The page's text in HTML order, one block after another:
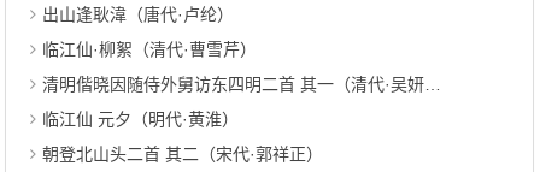
出山逢耿湋（唐代·卢纶）
临江仙·柳絮（清代·曹雪芹）
清明偕晓因随侍外舅访东四明二首 其一（清代·吴妍因）
临江仙 元夕（明代·黄淮）
朝登北山头二首 其二（宋代·郭祥正）